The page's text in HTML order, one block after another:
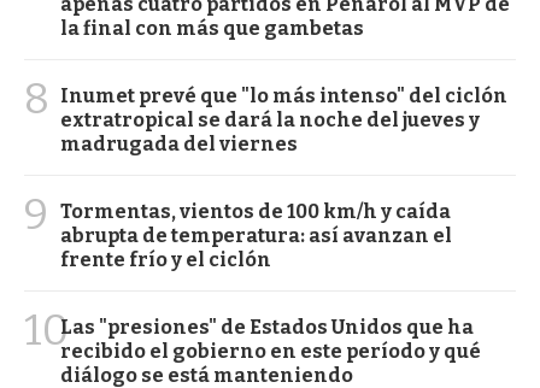
la final con más que gambetas
8
Inumet prevé que "lo más intenso" del ciclón
extratropical se dará la noche del jueves y
madrugada del viernes
9
Tormentas, vientos de 100 km/h y caída
abrupta de temperatura: así avanzan el
frente frío y el ciclón
10Las "presiones" de Estados Unidos que ha
recibido el gobierno en este período y qué
diálogo se está manteniendo